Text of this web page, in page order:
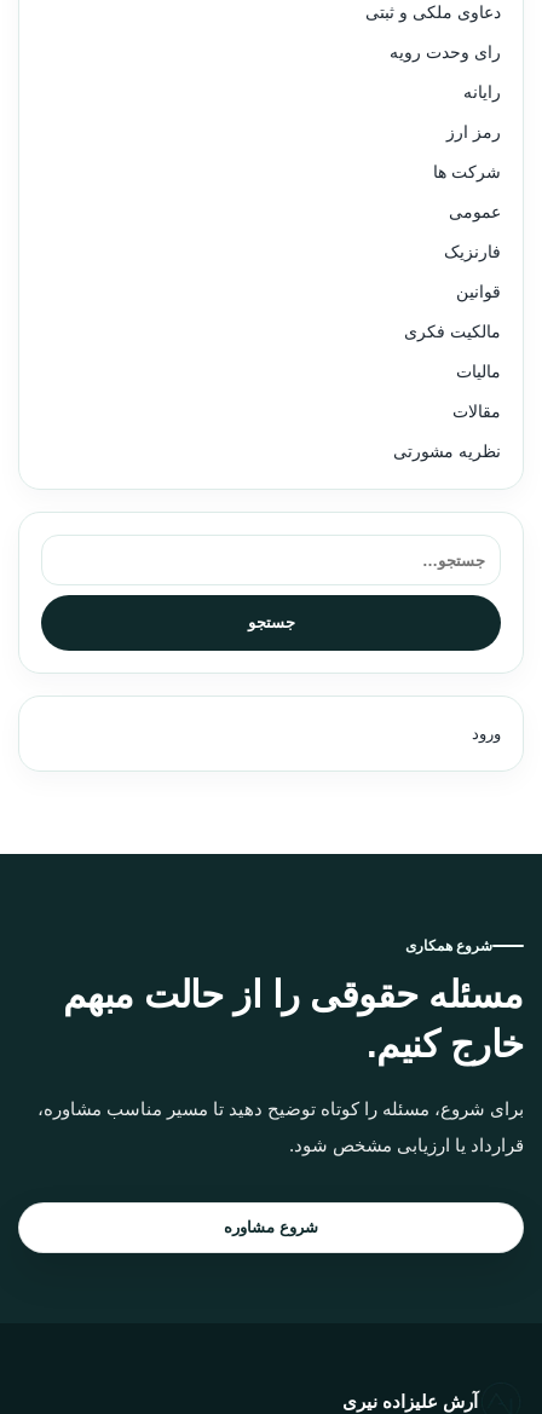
دعاوی ملکی و ثبتی
رای وحدت رویه
رایانه
رمز ارز
شرکت ها
عمومی
فارنزیک
قوانین
مالکیت فکری
مالیات
مقالات
نظریه مشورتی
جستجو برای:
جستجو
ورود
شروع همکاری
مسئله حقوقی را از حالت مبهم
خارج کنیم.
برای شروع، مسئله را کوتاه توضیح دهید تا مسیر مناسب مشاوره،
قرارداد یا ارزیابی مشخص شود.
شروع مشاوره
آرش علیزاده نیری